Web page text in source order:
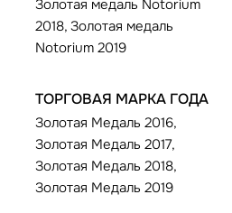
Золотая медаль Notorium
2018, Золотая медаль
Notorium 2019
ТОРГОВАЯ МАРКА ГОДА
Золотая Медаль 2016,
Золотая Медаль 2017,
Золотая Медаль 2018,
Золотая Медаль 2019